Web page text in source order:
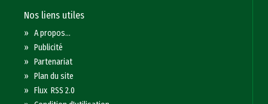
Nos liens utiles
»A propos...
»Publicité
»Partenariat
»Plan du site
»Flux RSS 2.0